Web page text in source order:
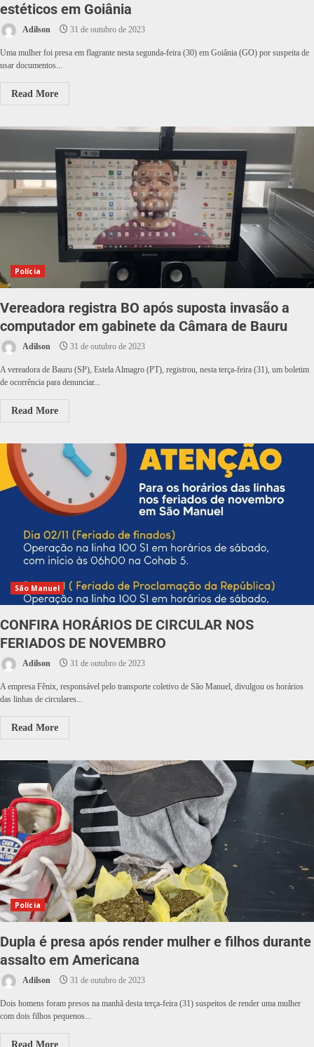
estéticos em Goiânia
Adilson 31 de outubro de 2023
Uma mulher foi presa em flagrante nesta segunda-feira (30) em Goiânia (GO) por suspeita de
usar documentos...
Read More
Polícia
Vereadora registra BO após suposta invasão a
computador em gabinete da Câmara de Bauru
Adilson 31 de outubro de 2023
A vereadora de Bauru (SP), Estela Almagro (PT), registrou, nesta terça-feira (31), um boletim
de ocorrência para denunciar...
Read More
São Manuel
CONFIRA HORÁRIOS DE CIRCULAR NOS
FERIADOS DE NOVEMBRO
Adilson 31 de outubro de 2023
A empresa Fênix, responsável pelo transporte coletivo de São Manuel, divulgou os horários
das linhas de circulares...
Read More
Polícia
Dupla é presa após render mulher e filhos durante
assalto em Americana
Adilson 31 de outubro de 2023
Dois homens foram presos na manhã desta terça-feira (31) suspeitos de render uma mulher
com dois filhos pequenos...
Read More